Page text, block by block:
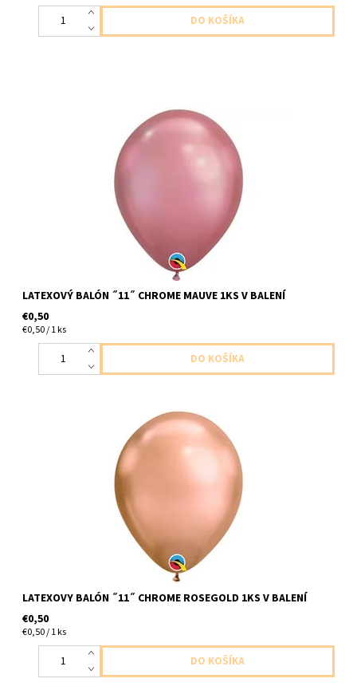
latexový balón ,,11,, chromova fialova 1ks v balení velkosť cca
do 30cm dodavame nenafukane
LATEXOVÝ BALÓN ˝11˝ CHROME MAUVE 1KS V BALENÍ
€0,50
€0,50 / 1 ks
latexovy balon chromova ruzovozlata 1ks v baleni velkost cca do
30cm dodavame nenafukany
LATEXOVY BALÓN ˝11˝ CHROME ROSEGOLD 1KS V BALENÍ
€0,50
€0,50 / 1 ks